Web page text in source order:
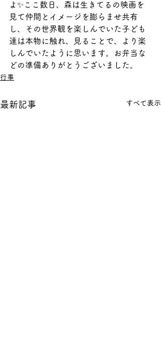
よ✨ここ数日、森は生きてるの映画を
見て仲間とイメージを膨らませ共有
し、その世界観を楽しんでいた子ども
達は本物に触れ、見ることで、より楽
しんでいたように思います。お弁当な
どの準備ありがとうございました。
行事
最新記事 すべて表示